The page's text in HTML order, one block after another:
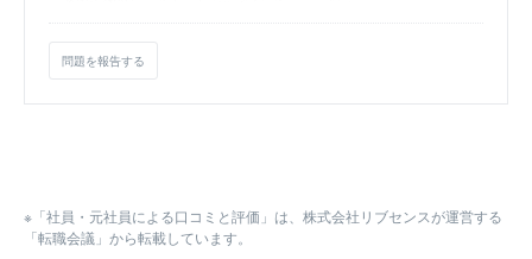
問題を報告する
※「社員・元社員による口コミと評価」は、株式会社リブセンスが運営する
「転職会議」から転載しています。